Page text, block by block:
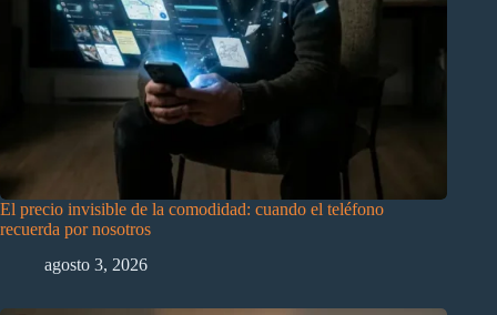
El precio invisible de la comodidad: cuando el teléfono
recuerda por nosotros
agosto 3, 2026